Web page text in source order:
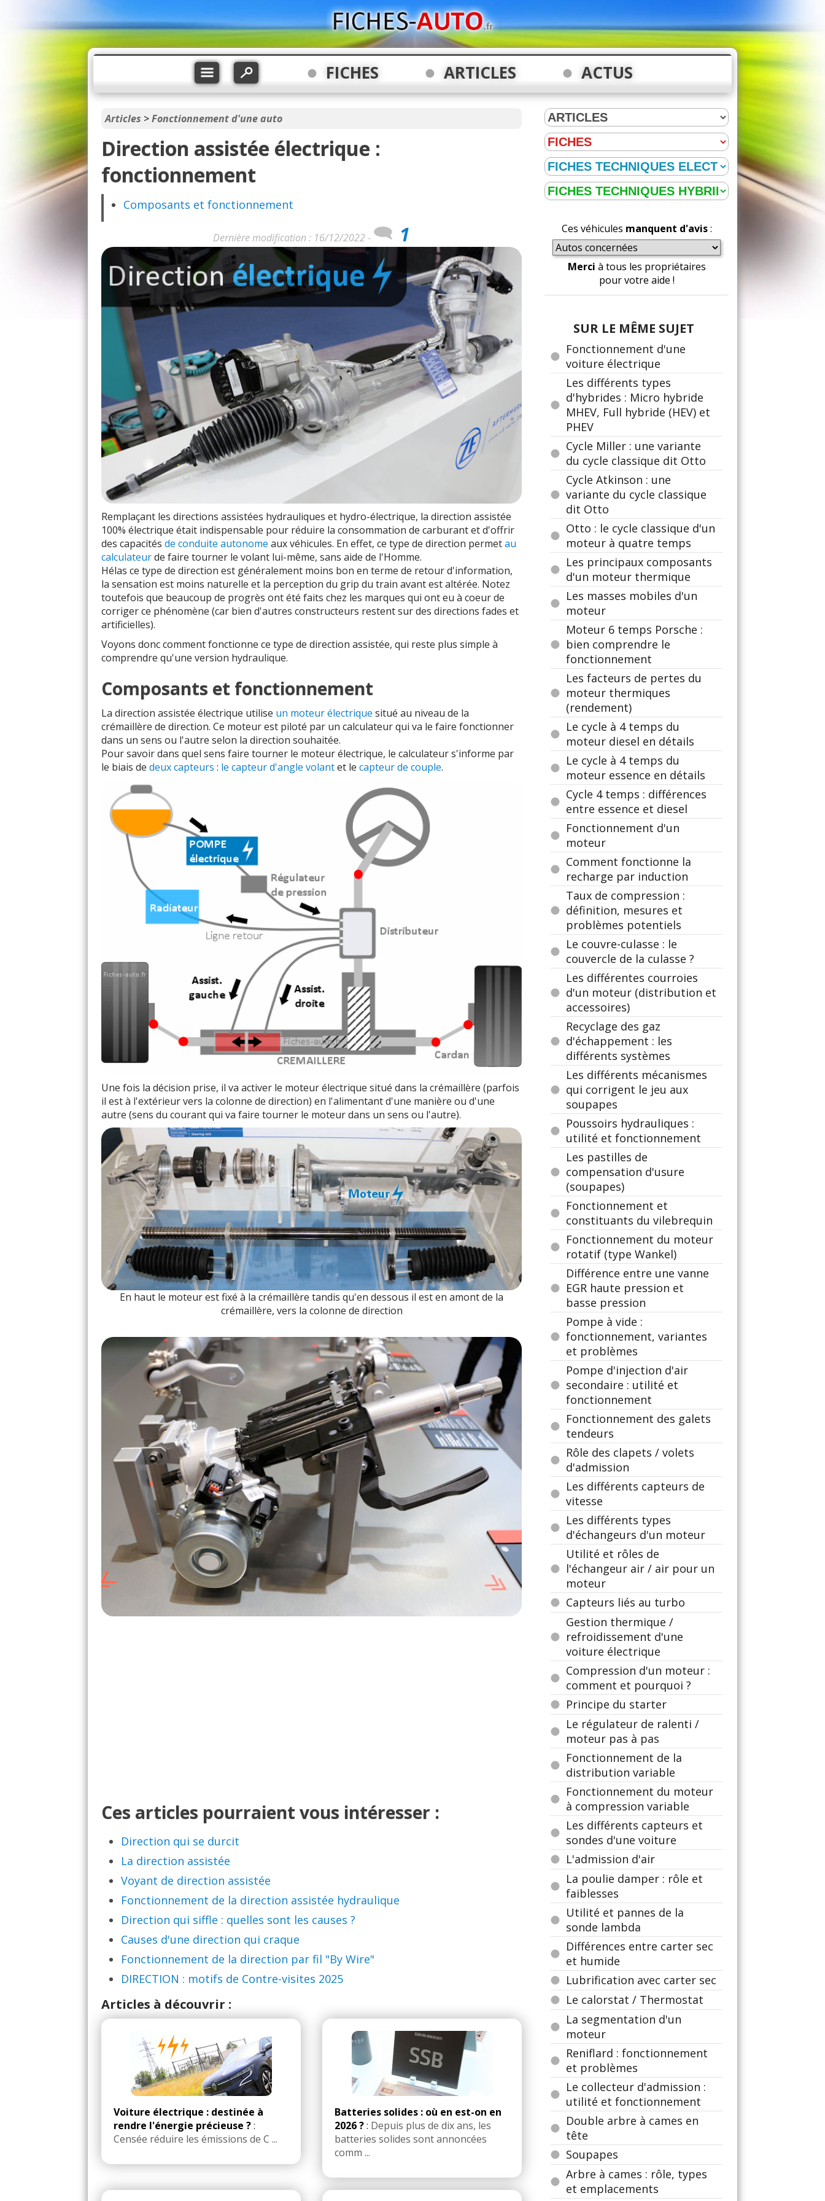
FICHES ARTICLES ACTUS
Articles >Fonctionnement d'une auto
Direction assistée électrique :
fonctionnement
Composants et fonctionnement
Dernière modification : 16/12/2022 - 1
Remplaçant les directions assistées hydrauliques et hydro-électrique, la direction assistée
100% électrique était indispensable pour réduire la consommation de carburant et d'offrir
des capacités de conduite autonome aux véhicules. En effet, ce type de direction permetau
calculateurde faire tourner le volant lui-même, sans aide de l'Homme.
Hélas ce type de direction est généralement moins bon en terme de retour d'information,
la sensation est moins naturelle et la perception du grip du train avant est altérée. Notez
toutefois que beaucoup de progrès ont été faits chez les marques qui ont eu à coeur de
corriger ce phénomène (car bien d'autres constructeurs restent sur des directions fades et
artificielles).
Voyons donc comment fonctionne ce type de direction assistée, qui reste plus simple à
comprendre qu'une version hydraulique.
Composants et fonctionnement
La direction assistée électrique utilise un moteur électrique situé au niveau de la
crémaillère de direction. Ce moteur est piloté par un calculateur qui va le faire fonctionner
dans un sens ou l'autre selon la direction souhaitée.
Pour savoir dans quel sens faire tourner le moteur électrique, le calculateur s'informe par
le biais de deux capteurs : le capteur d'angle volantet le capteur de couple.
Une fois la décision prise, il va activer le moteur électrique situé dans la crémaillère (parfois
il est à l'extérieur vers la colonne de direction) en l'alimentant d'une manière ou d'une
autre (sens du courant qui va faire tourner le moteur dans un sens ou l'autre).
En haut le moteur est fixé à la crémaillère tandis qu'en dessous il est en amont de la
crémaillère, vers la colonne de direction
Ces articles pourraient vous intéresser :
Direction qui se durcit
La direction assistée
Voyant de direction assistée
Fonctionnement de la direction assistée hydraulique
Direction qui siffle : quelles sont les causes ?
Causes d'une direction qui craque
Fonctionnement de la direction par fil "By Wire"
DIRECTION : motifs de Contre-visites 2025
Articles à découvrir :
Voiture électrique : destinée à
rendre l'énergie précieuse ?:
Censée réduire les émissions de C ...
Batteries solides : où en est-on en
2026 ?: Depuis plus de dix ans, les
batteries solides sont annoncées
comm ...
Ces véhicules manquent d'avis:
Merci à tous les propriétaires
pour votre aide !
SUR LE MÊME SUJET
Fonctionnement d'une
voiture électrique
Les différents types
d'hybrides : Micro hybride
MHEV, Full hybride (HEV) et
PHEV
Cycle Miller : une variante
du cycle classique dit Otto
Cycle Atkinson : une
variante du cycle classique
dit Otto
Otto : le cycle classique d'un
moteur à quatre temps
Les principaux composants
d'un moteur thermique
Les masses mobiles d'un
moteur
Moteur 6 temps Porsche :
bien comprendre le
fonctionnement
Les facteurs de pertes du
moteur thermiques
(rendement)
Le cycle à 4 temps du
moteur diesel en détails
Le cycle à 4 temps du
moteur essence en détails
Cycle 4 temps : différences
entre essence et diesel
Fonctionnement d'un
moteur
Comment fonctionne la
recharge par induction
Taux de compression :
définition, mesures et
problèmes potentiels
Le couvre-culasse : le
couvercle de la culasse ?
Les différentes courroies
d'un moteur (distribution et
accessoires)
Recyclage des gaz
d'échappement : les
différents systèmes
Les différents mécanismes
qui corrigent le jeu aux
soupapes
Poussoirs hydrauliques :
utilité et fonctionnement
Les pastilles de
compensation d'usure
(soupapes)
Fonctionnement et
constituants du vilebrequin
Fonctionnement du moteur
rotatif (type Wankel)
Différence entre une vanne
EGR haute pression et
basse pression
Pompe à vide :
fonctionnement, variantes
et problèmes
Pompe d'injection d'air
secondaire : utilité et
fonctionnement
Fonctionnement des galets
tendeurs
Rôle des clapets / volets
d'admission
Les différents capteurs de
vitesse
Les différents types
d'échangeurs d'un moteur
Utilité et rôles de
l'échangeur air / air pour un
moteur
Capteurs liés au turbo
Gestion thermique /
refroidissement d'une
voiture électrique
Compression d'un moteur :
comment et pourquoi ?
Principe du starter
Le régulateur de ralenti /
moteur pas à pas
Fonctionnement de la
distribution variable
Fonctionnement du moteur
à compression variable
Les différents capteurs et
sondes d'une voiture
L'admission d'air
La poulie damper : rôle et
faiblesses
Utilité et pannes de la
sonde lambda
Différences entre carter sec
et humide
Lubrification avec carter sec
Le calorstat / Thermostat
La segmentation d'un
moteur
Reniflard : fonctionnement
et problèmes
Le collecteur d'admission :
utilité et fonctionnement
Double arbre à cames en
tête
Soupapes
Arbre à cames : rôle, types
et emplacements